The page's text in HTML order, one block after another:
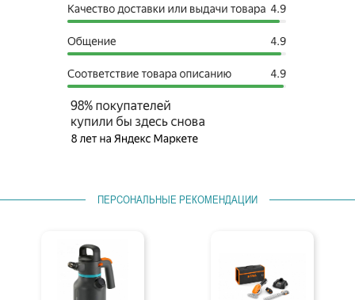
ПЕРСОНАЛЬНЫЕ РЕКОМЕНДАЦИИ